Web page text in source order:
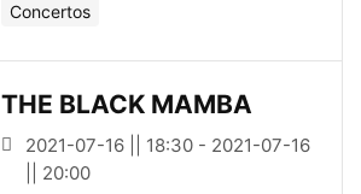
Concertos
THE BLACK MAMBA
2021-07-16 || 18:30 - 2021-07-16
|| 20:00